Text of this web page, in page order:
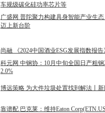
车规级碳化硅功率芯片等
广盛网 普陀聚力构建具身智能产业生
迈上新台阶
尚融 《2024中国酒业ESG发展指数报
科元网 中钢协：10月中旬全国日产粗
2.0%
博远策略 为大件垃圾处置找到解法丨
靠谱配 巴克莱：维持Eaton